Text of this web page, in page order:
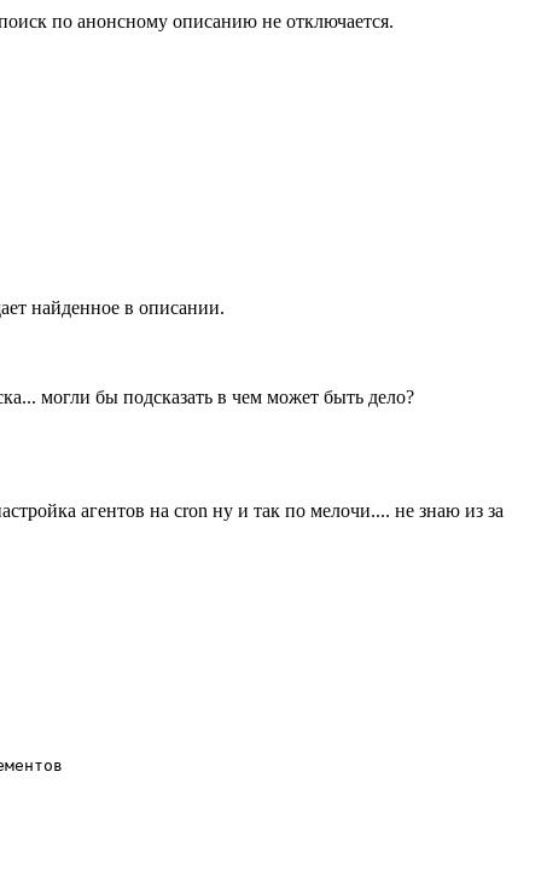
по анонсному описанию не отключается.
найденное в описании.
могли бы подсказать в чем может быть дело?
агентов на cron ну и так по мелочи.... не знаю из за